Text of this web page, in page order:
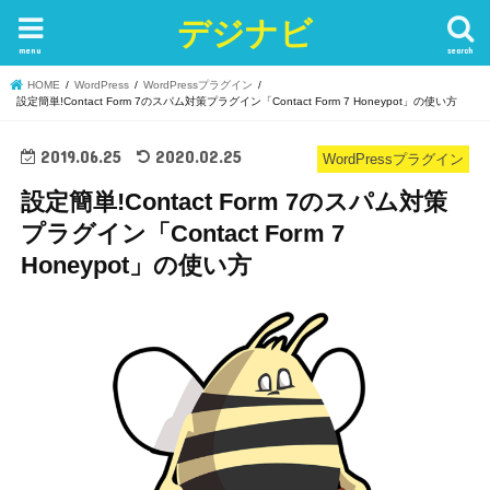
デジナビ search
menu
HOME WordPress
WordPressプラグイン
設定簡単!Contact Form 7のスパム対策プラグイン「Contact Form 7 Honeypot」の使い方
WordPressプラグイン
2019.06.25 2020.02.25
設定簡単!Contact Form 7のスパム対策
プラグイン「Contact Form 7
Honeypot」の使い方